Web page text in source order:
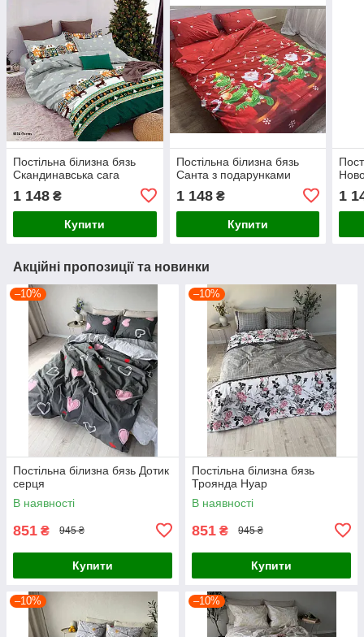
Постільна білизна бязь
Скандинавська сага
1 148 ₴
Купити
Постільна білизна бязь
Санта з подарунками
1 148₴
Купити
1
Акційні пропозиції та новинки
–10%
Постільна білизна бязь Дотик
серця
В наявності
851 ₴ 945 ₴
Купити
–10%
Постільна білизна бязь
Троянда Нуар
В наявності
851 ₴ 945 ₴
Купити
–10% –10%